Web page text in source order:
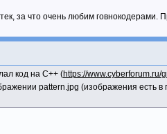
за что очень любим
код на C++ (https://www.cyberforum.ru/
pattern.jpg (изображения есть в